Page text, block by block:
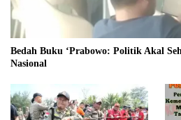
Bedah Buku ‘Prabowo: Politik Akal
Nasional